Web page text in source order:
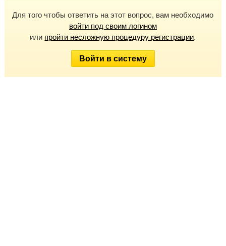
Для того чтобы ответить на этот вопрос, вам необходимо
войти под своим логином
или пройти несложную процедуру регистрации.
Войти в систему